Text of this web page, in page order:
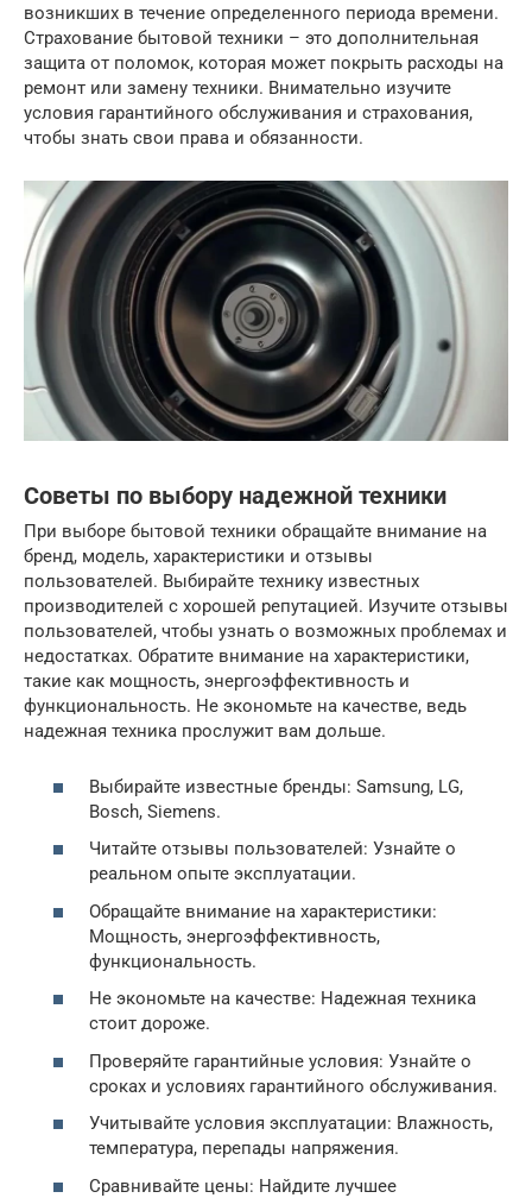
возникших в течение определенного периода времени.
Страхование бытовой техники – это дополнительная
защита от поломок, которая может покрыть расходы на
ремонт или замену техники. Внимательно изучите
условия гарантийного обслуживания и страхования,
чтобы знать свои права и обязанности.
Советы по выбору надежной техники
При выборе бытовой техники обращайте внимание на
бренд, модель, характеристики и отзывы
пользователей. Выбирайте технику известных
производителей с хорошей репутацией. Изучите отзывы
пользователей, чтобы узнать о возможных проблемах и
недостатках. Обратите внимание на характеристики,
такие как мощность, энергоэффективность и
функциональность. Не экономьте на качестве, ведь
надежная техника прослужит вам дольше.
Выбирайте известные бренды: Samsung, LG,
Bosch, Siemens.
Читайте отзывы пользователей: Узнайте о
реальном опыте эксплуатации.
Обращайте внимание на характеристики:
Мощность, энергоэффективность,
функциональность.
Не экономьте на качестве: Надежная техника
стоит дороже.
Проверяйте гарантийные условия: Узнайте о
сроках и условиях гарантийного обслуживания.
Учитывайте условия эксплуатации: Влажность,
температура, перепады напряжения.
Сравнивайте цены: Найдите лучшее